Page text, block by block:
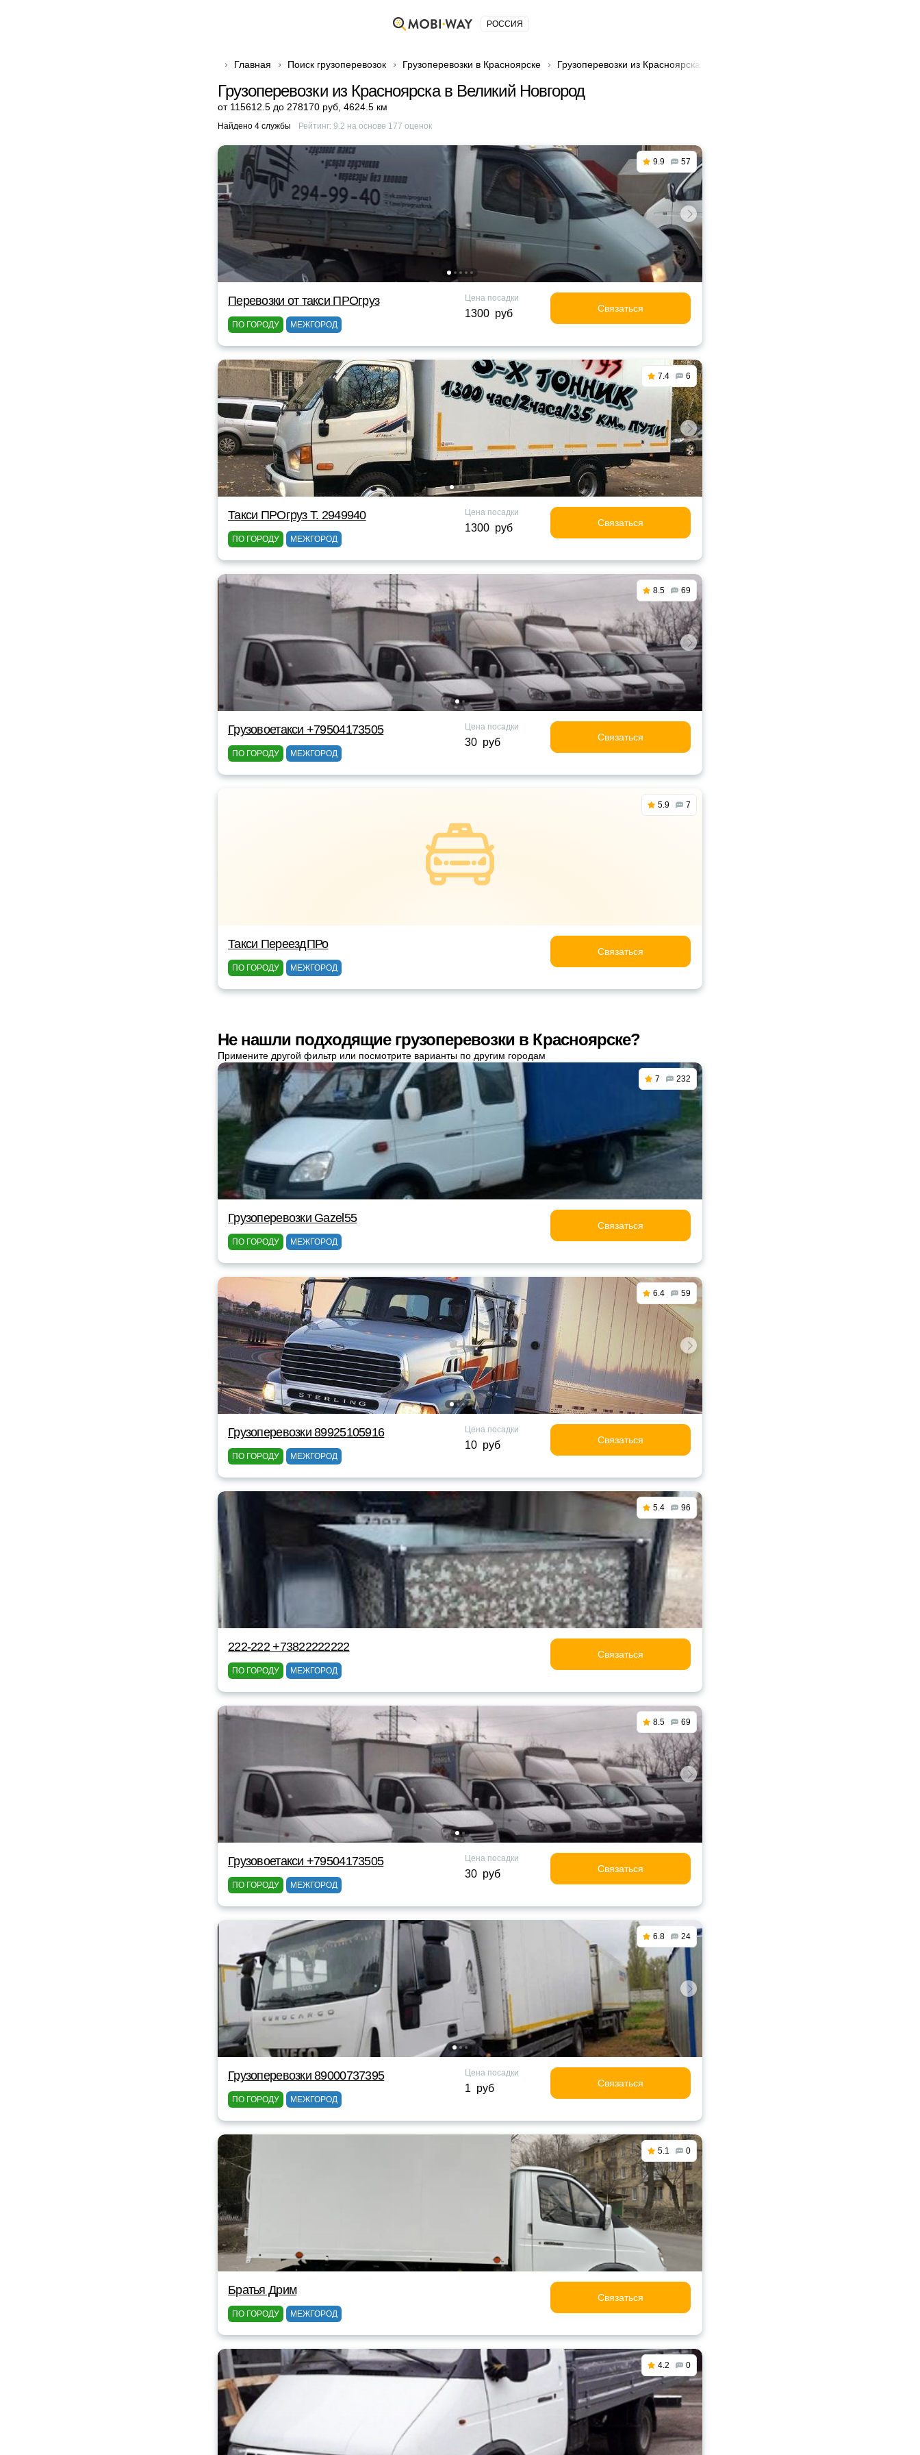
РОССИЯ
Главная Поиск грузоперевозок Грузоперевозки в Красноярске Грузоперевозки из Красноярска в Великий Новгород
Грузоперевозки из Красноярска в Великий Новгород
от 115612.5 до 278170 руб 4624.5 км
Найдено 4 службы Рейтинг: 9.2 на основе 177 оценок
9.9 57
Перевозки от такси ПРОгруз
ПО ГОРОДУ МЕЖГОРОД
Цена посадки
1300 руб Связаться
7.4 6
Такси ПРОгруз Т. 2949940
ПО ГОРОДУ МЕЖГОРОД
Цена посадки
1300 руб Связаться
8.5 69
Грузовоетакси +79504173505
ПО ГОРОДУ МЕЖГОРОД
Цена посадки
30 руб Связаться
5.9 7
Такси ПереездПРо
ПО ГОРОДУ МЕЖГОРОД
Связаться
Не нашли подходящие грузоперевозки в Красноярске?
Примените другой фильтр или посмотрите варианты по другим городам
7 232
Грузоперевозки Gazel55
ПО ГОРОДУ МЕЖГОРОД
Связаться
6.4 59
Грузоперевозки 89925105916
ПО ГОРОДУ МЕЖГОРОД
Цена посадки
10 руб Связаться
5.4 96
222-222 +73822222222
ПО ГОРОДУ МЕЖГОРОД
Связаться
8.5 69
Грузовоетакси +79504173505
ПО ГОРОДУ МЕЖГОРОД
Цена посадки
30 руб Связаться
6.8 24
Грузоперевозки 89000737395
ПО ГОРОДУ МЕЖГОРОД
Цена посадки
1 руб Связаться
5.1 0
Братья Дрим
ПО ГОРОДУ МЕЖГОРОД
Связаться
4.2 0